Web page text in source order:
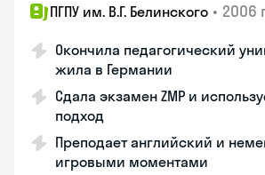
ПГПУ им. В.Г. Белинского • 2006
Окончила педагогический
жила в Германии
Сдала экзамен ZMP и
подход
Преподает английский и
игровыми моментами